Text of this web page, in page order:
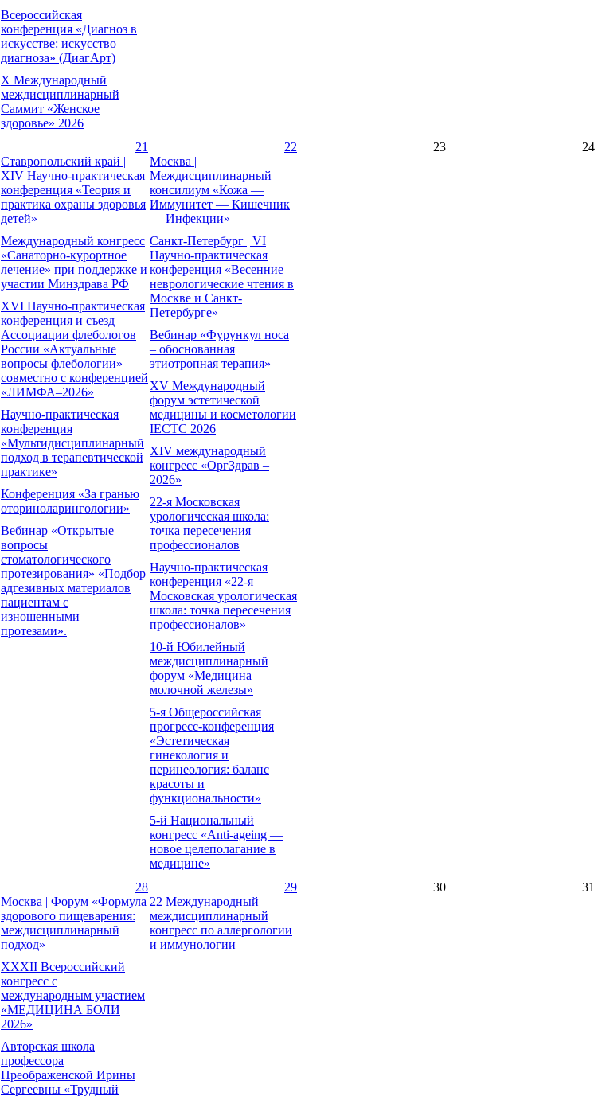
Всероссийская
конференция «Диагноз в
искусстве: искусство
диагноза» (ДиагАрт)
X Международный
междисциплинарный
Саммит «Женское
здоровье» 2026
21
Ставропольский край |
XIV Научно-практическая
конференция «Теория и
практика охраны здоровья
детей»
Международный конгресс
«Санаторно-курортное
лечение» при поддержке и
участии Минздрава РФ
XVI Научно-практическая
конференция и съезд
Ассоциации флебологов
России «Актуальные
вопросы флебологии»
совместно с конференцией
«ЛИМФА–2026»
Научно-практическая
конференция
«Мультидисциплинарный
подход в терапевтической
практике»
Конференция «За гранью
оториноларингологии»
Вебинар «Открытые
вопросы
стоматологического
протезирования» «Подбор
адгезивных материалов
пациентам с
изношенными
протезами».
22
Москва |
Междисциплинарный
консилиум «Кожа —
Иммунитет — Кишечник
— Инфекции»
Санкт-Петербург | VI
Научно-практическая
конференция «Весенние
неврологические чтения в
Москве и Санкт-
Петербурге»
Вебинар «Фурункул носа
– обоснованная
этиотропная терапия»
XV Международный
форум эстетической
медицины и косметологии
IECTC 2026
XIV международный
конгресс «ОргЗдрав –
2026»
22-я Московская
урологическая школа:
точка пересечения
профессионалов
Научно-практическая
конференция «22-я
Московская урологическая
школа: точка пересечения
профессионалов»
10-й Юбилейный
междисциплинарный
форум «Медицина
молочной железы»
5-я Общероссийская
прогресс-конференция
«Эстетическая
гинекология и
перинеология: баланс
красоты и
функциональности»
5-й Национальный
конгресс «Anti-ageing —
новое целеполагание в
медицине»
23 24
28
Москва | Форум «Формула
здорового пищеварения:
междисциплинарный
подход»
XXXII Всероссийский
конгресс с
международным участием
«МЕДИЦИНА БОЛИ
2026»
Авторская школа
профессора
Преображенской Ирины
Сергеевны «Трудный
29
22 Международный
междисциплинарный
конгресс по аллергологии
и иммунологии
30 31